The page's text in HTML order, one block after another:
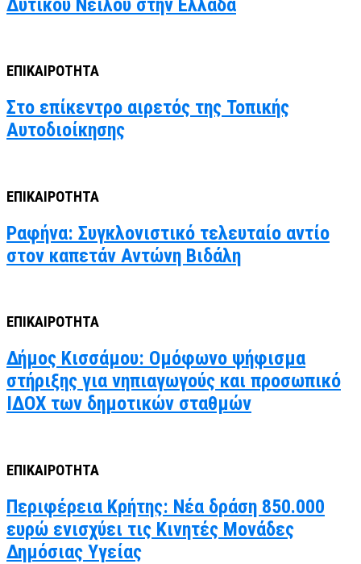
Δυτικού Νείλου στην Ελλάδα
ΕΠΙΚΑΙΡΟΤΗΤΑ
Στο επίκεντρο αιρετός της Τοπικής
Αυτοδιοίκησης
ΕΠΙΚΑΙΡΟΤΗΤΑ
Ραφήνα: Συγκλονιστικό τελευταίο αντίο
στον καπετάν Αντώνη Βιδάλη
ΕΠΙΚΑΙΡΟΤΗΤΑ
Δήμος Κισσάμου: Ομόφωνο ψήφισμα
στήριξης για νηπιαγωγούς και προσωπικό
ΙΔΟΧ των δημοτικών σταθμών
ΕΠΙΚΑΙΡΟΤΗΤΑ
Περιφέρεια Κρήτης: Νέα δράση 850.000
ευρώ ενισχύει τις Κινητές Μονάδες
Δημόσιας Υγείας